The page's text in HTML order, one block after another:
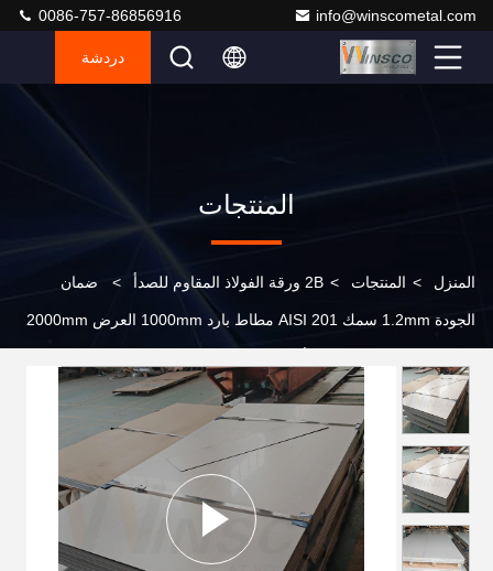
info@winscometal.com
0086-757-86856916
دردشة
المنتجات
المنزل > المنتجات > 2B ورقة الفولاذ المقاوم للصدأ > ضمان
الجودة 1.2mm سمك AISI 201 مطاط بارد 1000mm العرض 2000mm